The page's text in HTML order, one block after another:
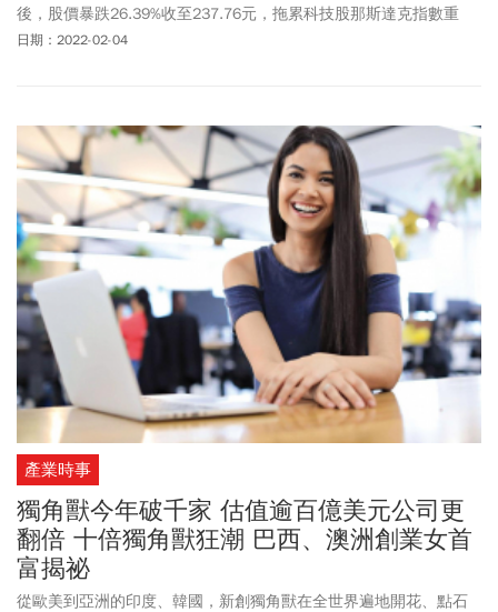
後，股價暴跌26.39%收至237.76元，拖累科技股那斯達克指數重
挫。
日期：2022-02-04
產業時事
獨角獸今年破千家 估值逾百億美元公司更
翻倍 十倍獨角獸狂潮 巴西、澳洲創業女首
富揭祕
從歐美到亞洲的印度、韓國，新創獨角獸在全世界遍地開花、點石